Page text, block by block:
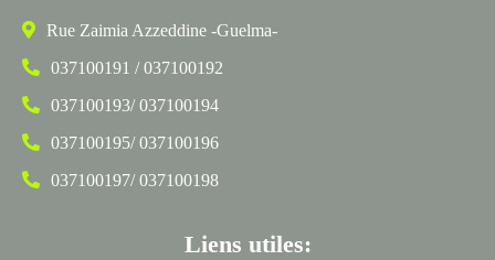
Rue Zaimia Azzeddine -Guelma-
037100191 / 037100192
037100193/ 037100194
037100195/ 037100196
037100197/ 037100198
Liens utiles: